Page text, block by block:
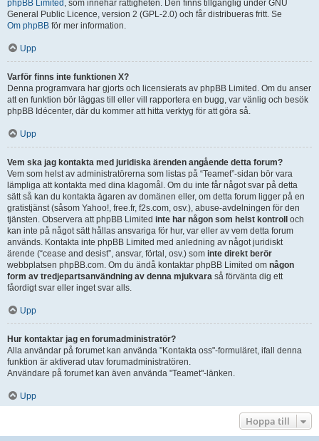
phpBB Limited , som innehar rättigheten. Den finns tillgänglig under GNU
General Public Licence, version 2 (GPL-2.0) och får distribueras fritt. Se
Om phpBB för mer information.
Upp
Varför finns inte funktionen X?
Denna programvara har gjorts och licensierats av phpBB Limited. Om du anser
att en funktion bör läggas till eller vill rapportera en bugg, var vänlig och besök
phpBB Idécenter, där du kommer att hitta verktyg för att göra så.
Upp
Vem ska jag kontakta med juridiska ärenden angående detta forum?
Vem som helst av administratörerna som listas på “Teamet”-sidan bör vara
lämpliga att kontakta med dina klagomål. Om du inte får något svar på detta
sätt så kan du kontakta ägaren av domänen eller, om detta forum ligger på en
gratistjänst (såsom Yahoo!, free.fr, f2s.com, osv.), abuse-avdelningen för den
tjänsten. Observera att phpBB Limited inte har någon som helst kontroll
och
kan inte på något sätt hållas ansvariga för hur, var eller av vem detta forum
används. Kontakta inte phpBB Limited med anledning av något juridiskt
ärende (“cease and desist”, ansvar, förtal, osv.) som inte direkt berör
webbplatsen phpBB.com. Om du ändå kontaktar phpBB Limited om någon
form av tredjepartsanvändning av denna mjukvara så förvänta dig ett
fåordigt svar eller inget svar alls.
Upp
Hur kontaktar jag en forumadministratör?
Alla användar på forumet kan använda "Kontakta oss"-formuläret, ifall denna
funktion är aktiverad utav forumadministratören.
Användare på forumet kan även använda "Teamet"-länken.
Upp
Hoppa till